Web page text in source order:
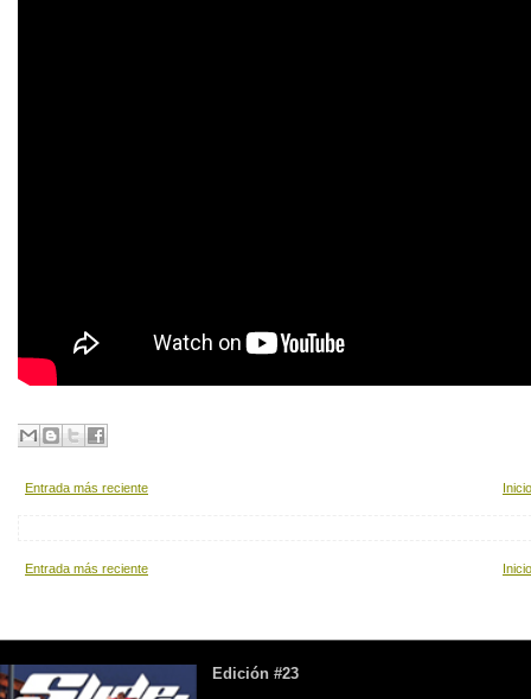
Entrada más reciente Inicio
Entrada más reciente Inicio
Edición #23